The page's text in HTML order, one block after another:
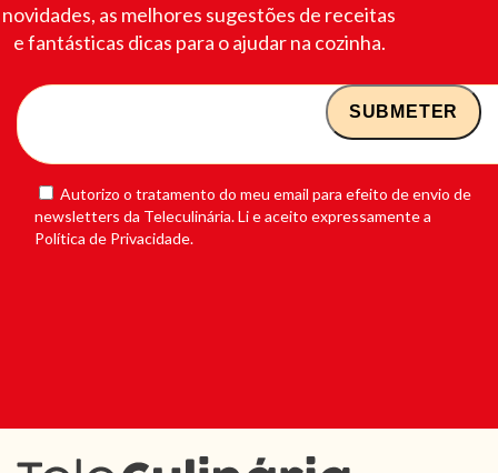
novidades, as melhores sugestões de receitas
e fantásticas dicas para o ajudar na cozinha.
Autorizo o tratamento do meu email para efeito de envio de
newsletters da Teleculinária. Li e aceito expressamente a
Política de Privacidade.